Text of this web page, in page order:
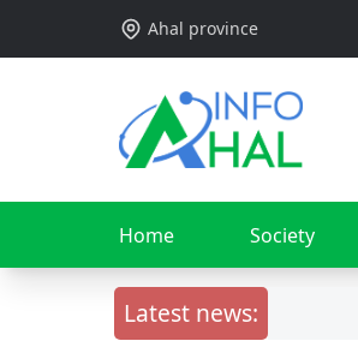
Ahal province
Home Society
Latest news: